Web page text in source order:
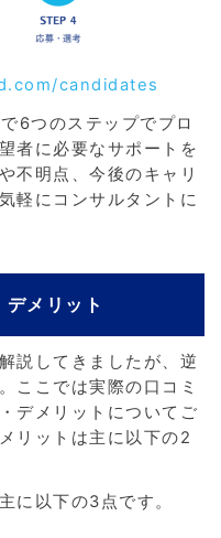
candidates
6つのステップでプロ
者に必要なサポートを
不明点、今後のキャリ
軽にコンサルタントに
メリット
説してきましたが、逆
ここでは実際の口コミ
デメリットについてご
リットは主に以下の2
に以下の3点です。